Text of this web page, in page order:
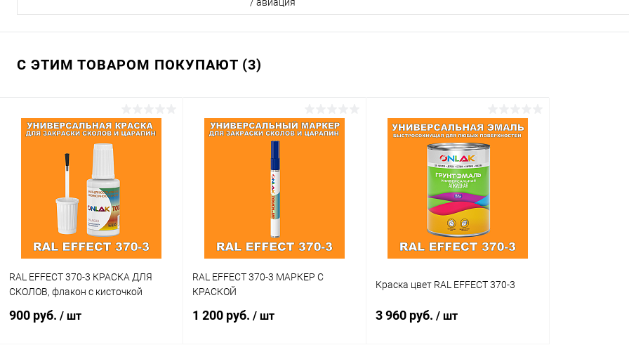
С ЭТИМ ТОВАРОМ ПОКУПАЮТ (3)
RAL EFFECT 370-3 КРАСКА ДЛЯ
СКОЛОВ, флакон с кисточкой
900 руб. / шт
RAL EFFECT 370-3 МАРКЕР С
КРАСКОЙ
1 200 руб. / шт
Краска цвет RAL EFFECT 370-3
3 960 руб. / шт